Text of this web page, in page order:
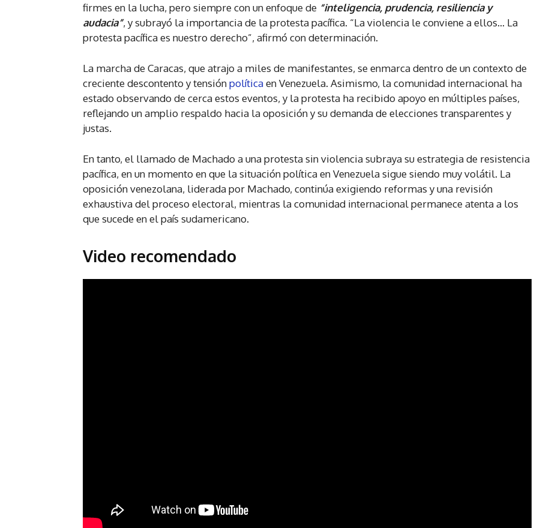
firmes en la lucha, pero siempre con un enfoque de “inteligencia, prudencia, resiliencia y
audacia”, y subrayó la importancia de la protesta pacífica. “La violencia le conviene a ellos… La
protesta pacífica es nuestro derecho”, afirmó con determinación.
La marcha de Caracas, que atrajo a miles de manifestantes, se enmarca dentro de un contexto de
creciente descontento y tensiónpolíticaen Venezuela. Asimismo, la comunidad internacional ha
estado observando de cerca estos eventos, y la protesta ha recibido apoyo en múltiples países,
reflejando un amplio respaldo hacia la oposición y su demanda de elecciones transparentes y
justas.
En tanto, el llamado de Machado a una protesta sin violencia subraya su estrategia de resistencia
pacífica, en un momento en que la situación política en Venezuela sigue siendo muy volátil. La
oposición venezolana, liderada por Machado, continúa exigiendo reformas y una revisión
exhaustiva del proceso electoral, mientras la comunidad internacional permanece atenta a los
que sucede en el país sudamericano.
Video recomendado